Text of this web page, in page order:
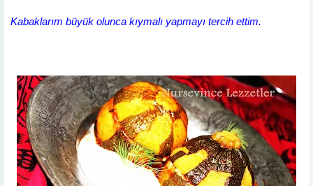
Kabaklarım büyük olunca kıymalı yapmayı tercih ettim.